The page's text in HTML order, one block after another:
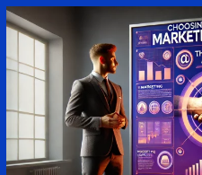
Como
Definir
Melhor
de
Marketing
Sua